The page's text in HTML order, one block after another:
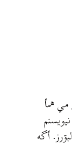
همأ
أگه